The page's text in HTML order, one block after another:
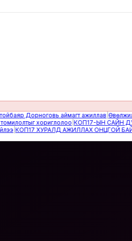
Дорноговь аймагт ажиллав|Өвөлжилтийн
хориглолоо|КОП17-ЫН САЙН ДУРЫН
ХУРАЛД АЖИЛЛАХ ОНЦГОЙ